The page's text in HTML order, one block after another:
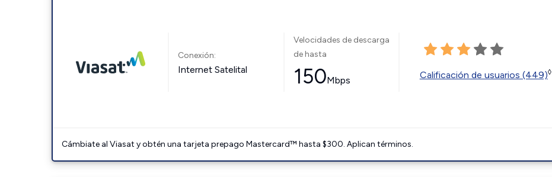
Conexión:
Internet Satelital
Velocidades de descarga
de hasta
150Mbps Calificación de usuarios (449)◊
Cámbiate al Viasat y obtén una tarjeta prepago Mastercard™ hasta $300. Aplican términos.